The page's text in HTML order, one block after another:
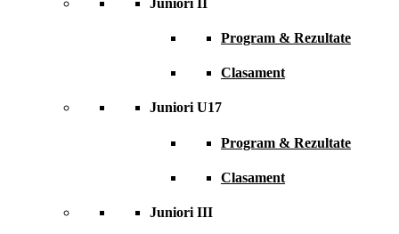
Program & Rezultate
Clasament
Juniori U17
Program & Rezultate
Clasament
Juniori III